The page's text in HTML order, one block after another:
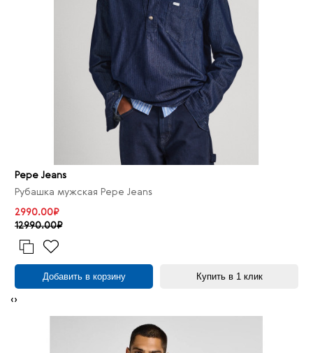
Pepe Jeans
Рубашка мужская Pepe Jeans
2990.00₽
12990.00₽
Добавить в корзину Купить в 1 клик
‹›